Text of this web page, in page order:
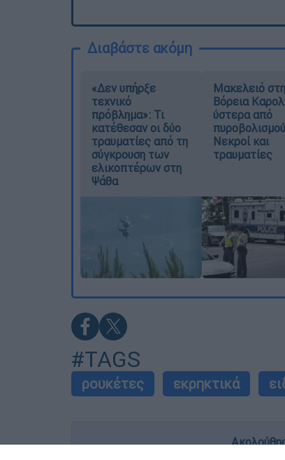
Διαβάστε ακόμη
«Δεν υπήρξε
τεχνικό
πρόβλημα»: Τι
κατέθεσαν οι δύο
τραυματίες από τη
σύγκρουση των
ελικοπτέρων στη
Ψάθα
Μακελειό στη
Βόρεια
ύστερα από
Νεκροί και
τραυματίες
#TAGS
ρουκέτες εκρηκτικά